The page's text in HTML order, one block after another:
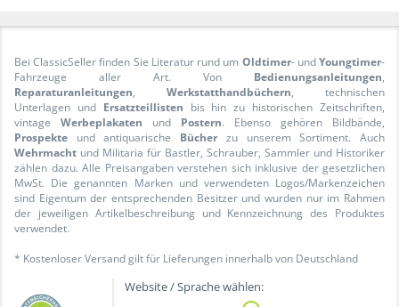
Bei ClassicSeller finden Sie Literatur rund um Oldtimer- undYoungtimer-
Fahrzeuge aller Art. Von Bedienungsanleitungen,
Reparaturanleitungen, Werkstatthandbüchern, technischen
Unterlagen und Ersatzteillisten bis hin zu historischen Zeitschriften,
vintage Werbeplakaten und Postern. Ebenso gehören Bildbände,
Prospekte und antiquarische Bücher zu unserem Sortiment. Auch
Wehrmacht und Militaria für Bastler, Schrauber, Sammler und Historiker
zählen dazu. Alle Preisangaben verstehen sich inklusive der gesetzlichen
MwSt. Die genannten Marken und verwendeten Logos/Markenzeichen
sind Eigentum der entsprechenden Besitzer und wurden nur im Rahmen
der jeweiligen Artikelbeschreibung und Kennzeichnung des Produktes
verwendet.
* Kostenloser Versand gilt für Lieferungen innerhalb von Deutschland
Website / Sprache wählen: